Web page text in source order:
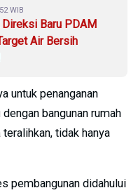
WIB
Baru PDAM
Air Bersih
untuk penanganan
bangunan rumah
tidak hanya
pembangunan didahului